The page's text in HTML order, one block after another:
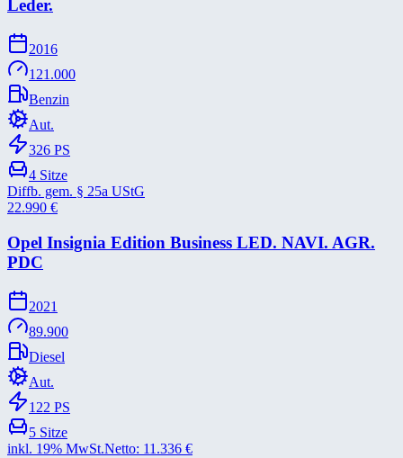
Leder.
2016
121.000
Benzin
Aut.
326 PS
4 Sitze
Diffb. gem. § 25a UStG
22.990 €
Opel Insignia Edition Business LED. NAVI. AGR.
PDC
2021
89.900
Diesel
Aut.
122 PS
5 Sitze
inkl. 19% MwSt.Netto: 11.336 €